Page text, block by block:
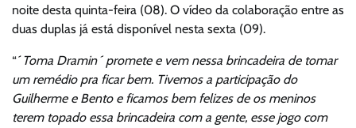
noite desta quinta-feira (08). O vídeo da colaboração entre as
duas duplas já está disponível nesta sexta (09).
“´Toma Dramin´ promete e vem nessa brincadeira de tomar
um remédio pra ficar bem. Tivemos a participação do
Guilherme e Bento e ficamos bem felizes de os meninos
terem topado essa brincadeira com a gente, esse jogo com